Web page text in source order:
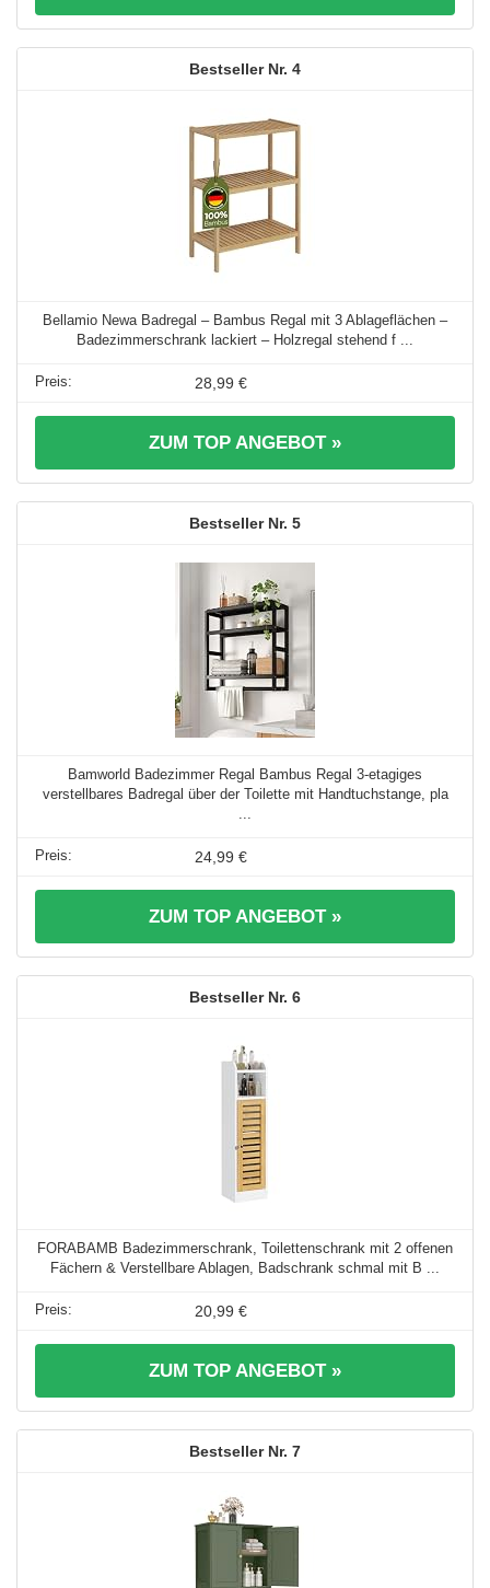
4
Bellamio Newa Badregal – Bambus Regal mit 3 Ablageflächen –
Badezimmerschrank lackiert – Holzregal stehend f ...
28,99 €
ZUM TOP ANGEBOT »
5
Bamworld Badezimmer Regal Bambus Regal 3-etagiges
verstellbares Badregal über der Toilette mit Handtuchstange, pla
24,99 €
ZUM TOP ANGEBOT »
6
FORABAMB Badezimmerschrank, Toilettenschrank mit 2 offenen
Fächern & Verstellbare Ablagen, Badschrank schmal mit B ...
20,99 €
ZUM TOP ANGEBOT »
7